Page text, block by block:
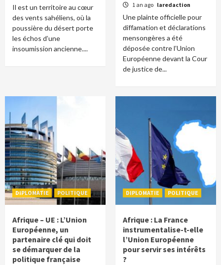
Il est un territoire au cœur
des vents sahéliens, où la
poussière du désert porte
les échos d’une
insoumission ancienne....
1 an ago laredaction
Une plainte officielle pour
diffamation et déclarations
mensongères a été
déposée contre l’Union
Européenne devant la Cour
de justice de...
DIPLOMATIE POLITIQUE
Afrique – UE : L’Union
Européenne, un
partenaire clé qui doit
se démarquer de la
politique française
DIPLOMATIE POLITIQUE
Afrique : La France
instrumentalise-t-elle
l’Union Européenne
pour servir ses intérêts
?